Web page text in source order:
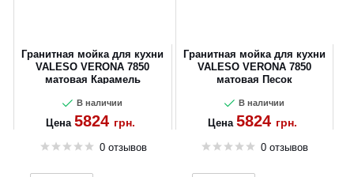
Гранитная мойка для кухни
VALESO VERONA 7850
матовая Карамель
В наличии
Цена 5824 грн.
0 отзывов
Гранитная мойка для кухни
VALESO VERONA 7850
матовая Песок
В наличии
Цена 5824 грн.
0 отзывов